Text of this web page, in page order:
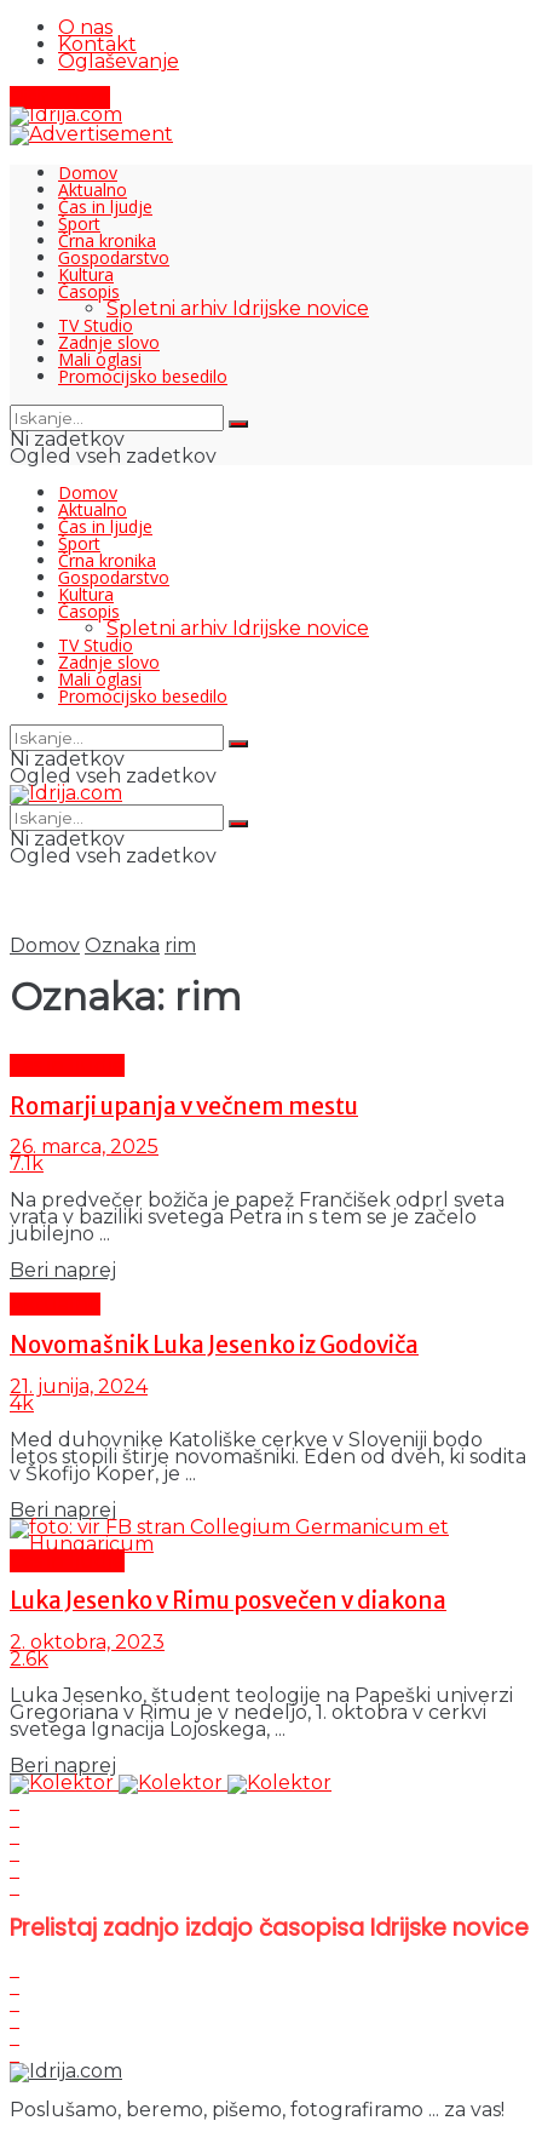
O nas
Kontakt
Oglaševanje
Domov
Aktualno
Čas in ljudje
Šport
Črna kronika
Gospodarstvo
Kultura
Časopis
Spletni arhiv Idrijske novice
TV Studio
Zadnje slovo
Mali oglasi
Promocijsko besedilo
Ni zadetkov
Ogled vseh zadetkov
Domov
Aktualno
Čas in ljudje
Šport
Črna kronika
Gospodarstvo
Kultura
Časopis
Spletni arhiv Idrijske novice
TV Studio
Zadnje slovo
Mali oglasi
Promocijsko besedilo
Ni zadetkov
Ogled vseh zadetkov
Ni zadetkov
Ogled vseh zadetkov
Domov Oznaka rim
Oznaka: rim
Romarji upanja v večnem mestu
26. marca, 2025
7.1k
Na predvečer božiča je papež Frančišek odprl sveta
vrata v baziliki svetega Petra in s tem se je začelo
jubilejno ...
Beri naprej
Novomašnik Luka Jesenko iz Godoviča
21. junija, 2024
4k
Med duhovnike Katoliške cerkve v Sloveniji bodo
letos stopili štirje novomašniki. Eden od dveh, ki sodita
v Škofijo Koper, je ...
Beri naprej
Luka Jesenko v Rimu posvečen v diakona
2. oktobra, 2023
2.6k
Luka Jesenko, študent teologije na Papeški univerzi
Gregoriana v Rimu je v nedeljo, 1. oktobra v cerkvi
svetega Ignacija Lojoskega, ...
Beri naprej
Prelistaj zadnjo izdajo časopisa Idrijske novice
Poslušamo, beremo, pišemo, fotografiramo ... za vas!